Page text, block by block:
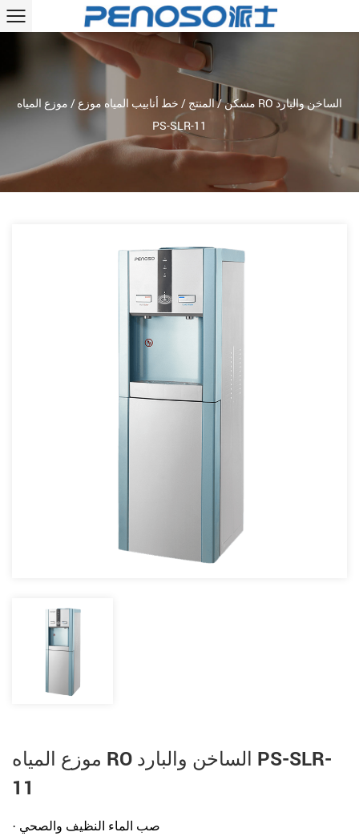
مسكن/المنتج / خط أنابيب المياه موزع/ موزع المياه RO الساخن والبارد
PS-SLR-11
موزع المياه RO الساخن والبارد PS-SLR-
11
· صب الماء النظيف والصحي